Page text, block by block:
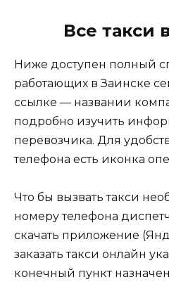
Все такси
Ниже доступен полный
работающих в Заинске
ссылке — названии
подробно изучить
перевозчика. Для
телефона есть иконка
Что бы вызвать такси
номеру телефона
скачать приложение
заказать такси онлайн
конечный пункт